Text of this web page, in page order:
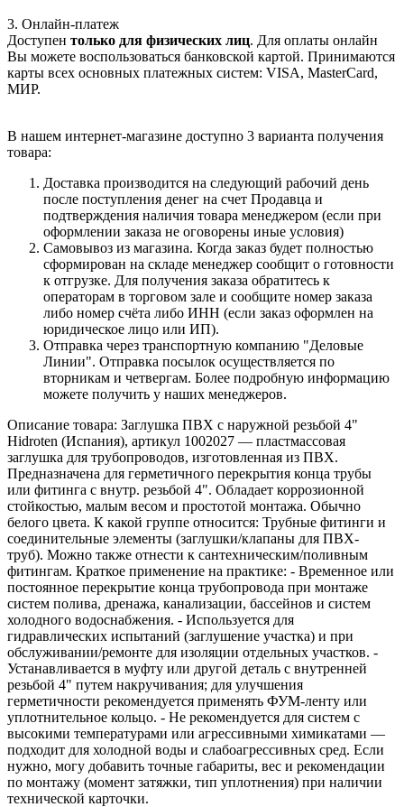
3. Онлайн-платеж
Доступен только для физических лиц. Для оплаты онлайн
Вы можете воспользоваться банковской картой. Принимаются
карты всех основных платежных систем: VISA, MasterCard,
МИР.
В нашем интернет-магазине доступно 3 варианта получения
товара:
Доставка производится на следующий рабочий день
после поступления денег на счет Продавца и
подтверждения наличия товара менеджером (если при
оформлении заказа не оговорены иные условия)
Самовывоз из магазина. Когда заказ будет полностью
сформирован на складе менеджер сообщит о готовности
к отгрузке. Для получения заказа обратитесь к
операторам в торговом зале и сообщите номер заказа
либо номер счёта либо ИНН (если заказ оформлен на
юридическое лицо или ИП).
Отправка через транспортную компанию "Деловые
Линии". Отправка посылок осуществляется по
вторникам и четвергам. Более подробную информацию
можете получить у наших менеджеров.
Описание товара: Заглушка ПВХ с наружной резьбой 4"
Hidroten (Испания), артикул 1002027 — пластмассовая
заглушка для трубопроводов, изготовленная из ПВХ.
Предназначена для герметичного перекрытия конца трубы
или фитинга с внутр. резьбой 4". Обладает коррозионной
стойкостью, малым весом и простотой монтажа. Обычно
белого цвета. К какой группе относится: Трубные фитинги и
соединительные элементы (заглушки/клапаны для ПВХ-
труб). Можно также отнести к сантехническим/поливным
фитингам. Краткое применение на практике: - Временное или
постоянное перекрытие конца трубопровода при монтаже
систем полива, дренажа, канализации, бассейнов и систем
холодного водоснабжения. - Используется для
гидравлических испытаний (заглушение участка) и при
обслуживании/ремонте для изоляции отдельных участков. -
Устанавливается в муфту или другой деталь с внутренней
резьбой 4" путем накручивания; для улучшения
герметичности рекомендуется применять ФУМ-ленту или
уплотнительное кольцо. - Не рекомендуется для систем с
высокими температурами или агрессивными химикатами —
подходит для холодной воды и слабоагрессивных сред. Если
нужно, могу добавить точные габариты, вес и рекомендации
по монтажу (момент затяжки, тип уплотнения) при наличии
технической карточки.